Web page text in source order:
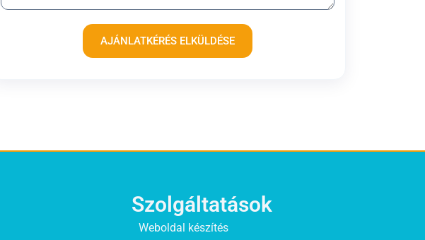
AJÁNLATKÉRÉS ELKÜLDÉSE
Szolgáltatások
Weboldal készítés